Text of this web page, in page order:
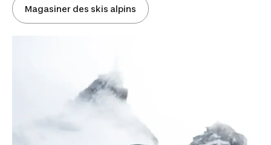
Magasiner des skis alpins